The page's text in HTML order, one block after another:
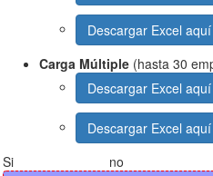
Descargar Excel
Carga Múltiple (hasta 30
Descargar Excel aquí
Descargar Excel
Si no